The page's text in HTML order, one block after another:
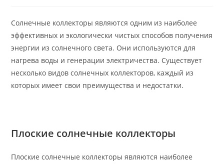
Солнечные коллекторы являются одним из наиболее
эффективных и экологически чистых способов получения
энергии из солнечного света. Они используются для
нагрева воды и генерации электричества. Существует
несколько видов солнечных коллекторов, каждый из
которых имеет свои преимущества и недостатки.
Плоские солнечные коллекторы
Плоские солнечные коллекторы являются наиболее